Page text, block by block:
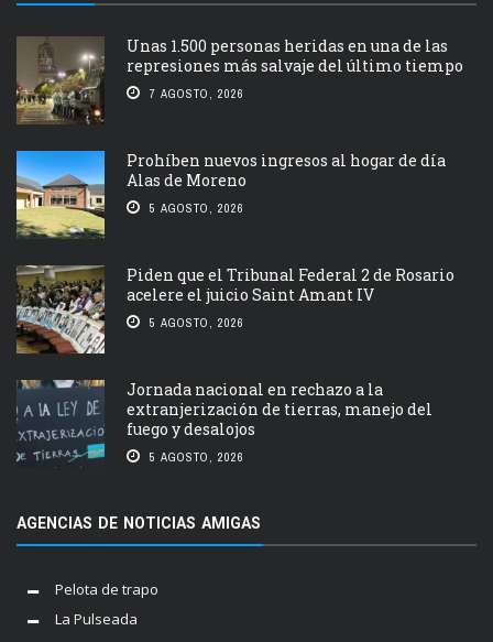
Unas 1.500 personas heridas en una de las
represiones más salvaje del último tiempo
7 AGOSTO, 2026
Prohíben nuevos ingresos al hogar de día
Alas de Moreno
5 AGOSTO, 2026
Piden que el Tribunal Federal 2 de Rosario
acelere el juicio Saint Amant IV
5 AGOSTO, 2026
Jornada nacional en rechazo a la
extranjerización de tierras, manejo del
fuego y desalojos
5 AGOSTO, 2026
AGENCIAS DE NOTICIAS AMIGAS
Pelota de trapo
La Pulseada